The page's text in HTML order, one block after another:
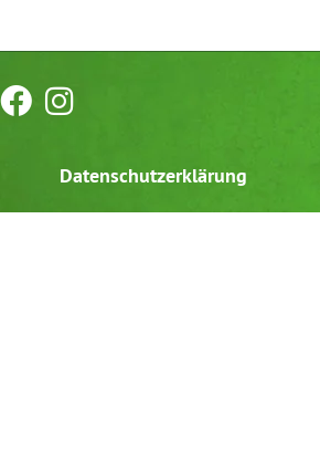
Datenschutzerklärung